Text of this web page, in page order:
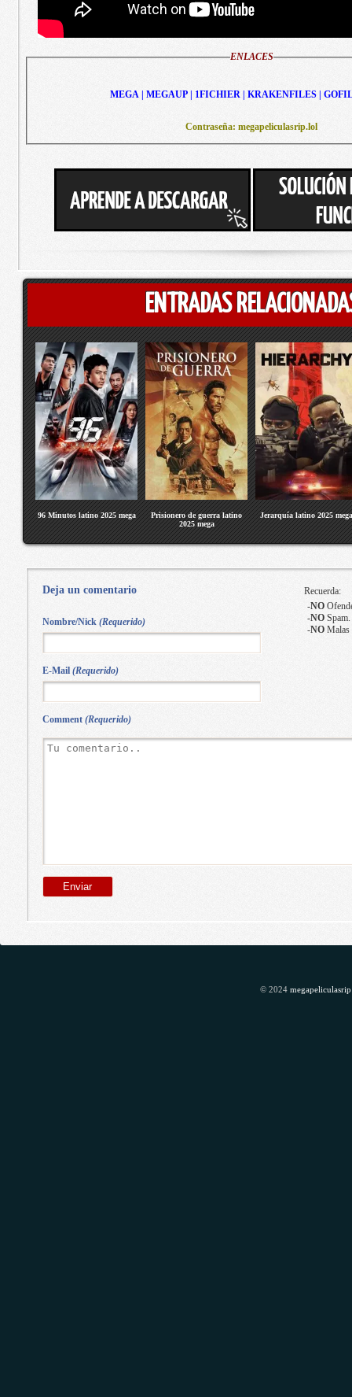
ENLACES
MEGA | MEGAUP | 1FICHIER | KRAKENFILES |
Contraseña: megapeliculasrip.lol
ENTRADAS
96 Minutos latino 2025 mega
Prisionero de guerra latino
2025 mega
Jerarquía latino 2025 mega
Deja un comentario
Comment (Requerido)
Recuerda:
-NO
-NOSpam.
-NOMalas
Nombre/Nick (Requerido)
E-Mail (Requerido)
© 2024 megapeliculasrip